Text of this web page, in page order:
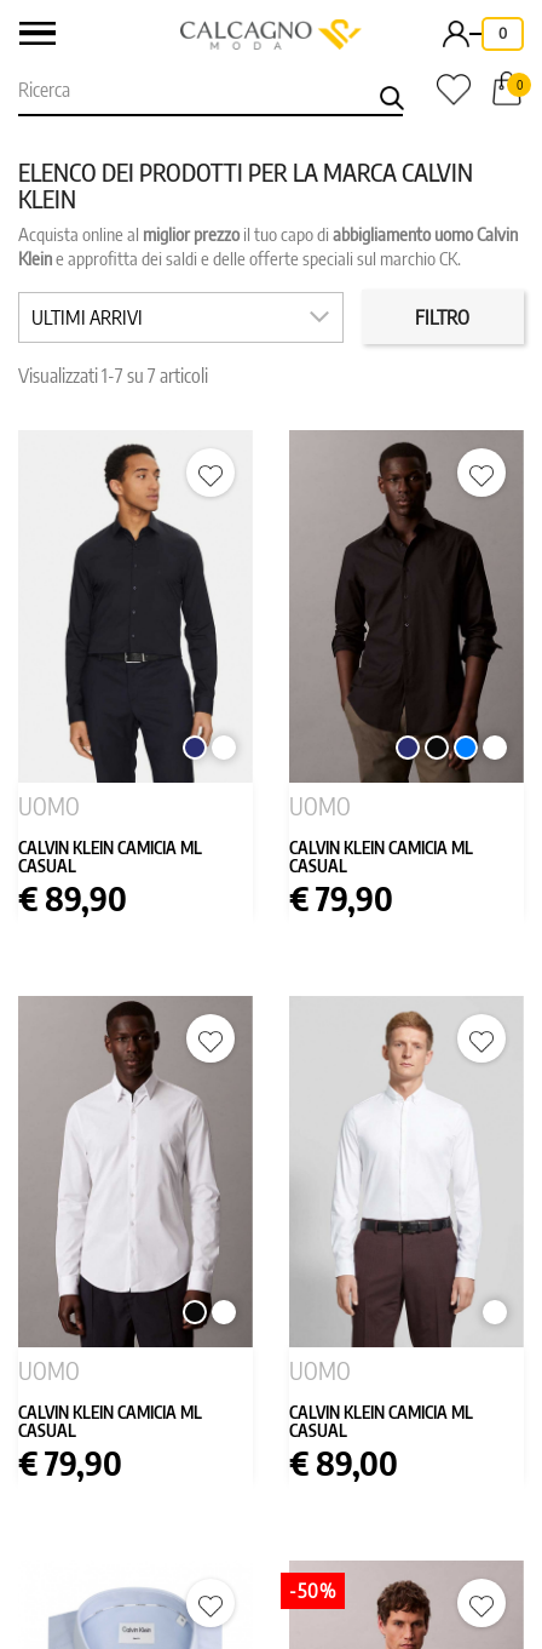
- 0
0
ELENCO DEI PRODOTTI PER LA MARCA CALVIN
KLEIN
CATEGORIE PREZZO
COLORE TAGLIA
Acquista online al miglior prezzoil tuo capo di abbigliamento uomo Calvin
Kleine approfitta dei saldi e delle offerte speciali sul marchio CK.
ULTIMI ARRIVI FILTRO
Visualizzati 1-7 su 7 articoli
BLU
SCURO
BIANCO
UOMO
CALVIN KLEIN CAMICIA ML
CASUAL
Prezzo
€ 89,90
BLU
SCURO
NEROAZZURRO
UOMO
CALVIN KLEIN CAMICIA ML
CASUAL
Prezzo
€ 79,90
NEROBIANCO
UOMO
CALVIN KLEIN CAMICIA ML
CASUAL
Prezzo
€ 79,90
UOMO
CALVIN KLEIN CAMICIA ML
CASUAL
Prezzo
€ 89,00
-50%